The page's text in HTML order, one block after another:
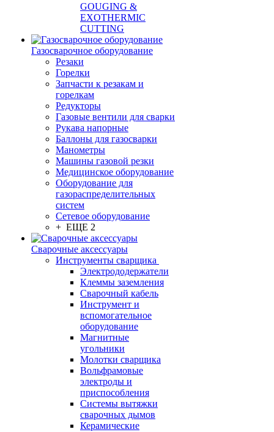
GOUGING &
EXOTHERMIC
CUTTING
Газосварочное оборудование
Резаки
Горелки
Запчасти к резакам и
горелкам
Редукторы
Газовые вентили для сварки
Рукава напорные
Баллоны для газосварки
Манометры
Машины газовой резки
Медицинское оборудование
Оборудование для
газораспределительных
систем
Сетевое оборудование
+ ЕЩЕ 2
Сварочные аксессуары
Инструменты сварщика
Электрододержатели
Клеммы заземления
Сварочный кабель
Инструмент и
вспомогательное
оборудование
Магнитные
угольники
Молотки сварщика
Вольфрамовые
электроды и
приспособления
Системы вытяжки
сварочных дымов
Керамические